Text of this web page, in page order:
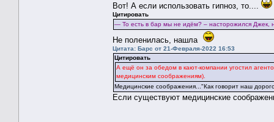
Вот! А если использовать гипноз, то....
Цитировать
— То есть в бар мы не идём? – насторожился Джек,
Не поленилась, нашла
Цитата: Барс от 21-Февраля-2022 16:53
Цитировать
А ещё он за обедом в кают-компании угостил
медицинским соображениям).
Медицинские соображения..."Как говорит наш
Если существуют медицинские